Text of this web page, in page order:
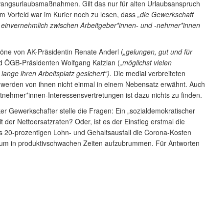
Gilt das nur für alten Urlaubsanspruch
Vorfeld war im Kurier noch zu lesen, dass „die Gewerkschaft
zwischen Arbeitgeber*innen- und -nehmer*innen
von AK-Präsidentin Renate Anderl („gelungen, gut und für
ÖGB-Präsidenten Wolfgang Katzian („möglichst vielen
ihren Arbeitsplatz gesichert“). Die medial verbreiteten
von ihnen nicht einmal in einem Nebensatz erwähnt. Auch
Interessensvertretungen ist dazu nichts zu finden.
Gewerkschafter stelle die Fragen: Ein „sozialdemokratischer
der Nettoersatzraten? Oder, ist es der Einstieg erstmal die
20-prozentigen Lohn- und Gehaltsausfall die Corona-Kosten
in produktivschwachen Zeiten aufzubrummen. Für Antworten